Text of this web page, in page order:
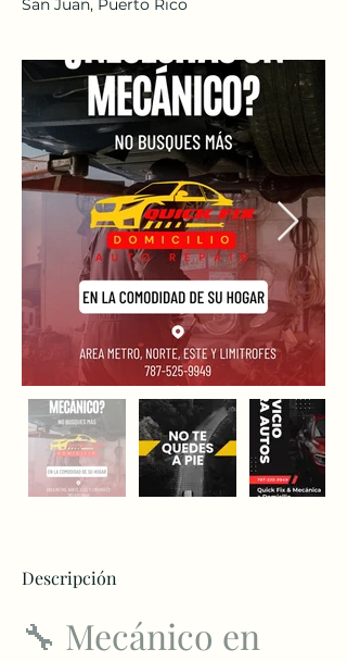
Descripción
🔧 Mecánico en